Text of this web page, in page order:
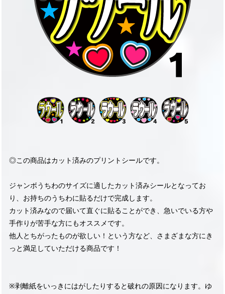
◎この商品はカット済みのプリントシールです。
ジャンボうちわのサイズに適したカット済みシールとなってお
り、お持ちのうちわに貼るだけで完成します。
カット済みなので届いて直ぐに貼ることができ、急いでいる方や
手作りが苦手な方にもオススメです。
他人とちがったものが欲しい！という方など、さまざまな方にき
っと満足していただける商品です！
※剥離紙をいっきにはがしたりすると破れの原因になります。ゆ